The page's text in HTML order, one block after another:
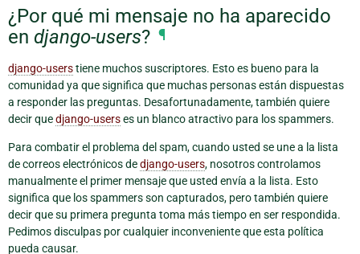
¿Por qué mi mensaje no ha aparecido
en django-users? ¶
django-userstiene muchos suscriptores. Esto es bueno para la
comunidad ya que significa que muchas personas están dispuestas
a responder las preguntas. Desafortunadamente, también quiere
decir quedjango-userses un blanco atractivo para los spammers.
Para combatir el problema del spam, cuando usted se une a la lista
de correos electrónicos dedjango-users, nosotros controlamos
manualmente el primer mensaje que usted envía a la lista. Esto
significa que los spammers son capturados, pero también quiere
decir que su primera pregunta toma más tiempo en ser respondida.
Pedimos disculpas por cualquier inconveniente que esta política
pueda causar.